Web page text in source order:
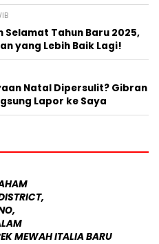
Tahun Baru 2025,
yang Lebih Baik Lagi!
Natal Dipersulit? Gibran
Lapor ke Saya
MEWAH ITALIA BARU